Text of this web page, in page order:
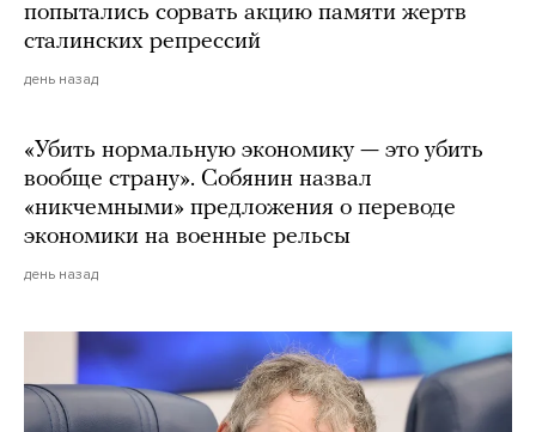
попытались сорвать акцию памяти жертв
сталинских репрессий
день назад
«Убить нормальную экономику — это убить
вообще страну». Собянин назвал
«никчемными» предложения о переводе
экономики на военные рельсы
день назад